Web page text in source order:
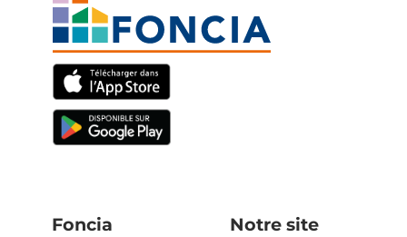
Foncia Notre site